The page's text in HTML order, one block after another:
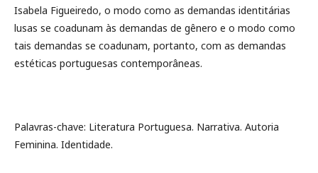
Isabela Figueiredo, o modo como as demandas identitárias
lusas se coadunam às demandas de gênero e o modo como
tais demandas se coadunam, portanto, com as demandas
estéticas portuguesas contemporâneas.
Palavras-chave: Literatura Portuguesa. Narrativa. Autoria
Feminina. Identidade.